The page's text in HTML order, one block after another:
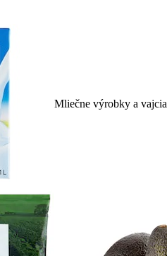
Mliečne výrobky a vajcia